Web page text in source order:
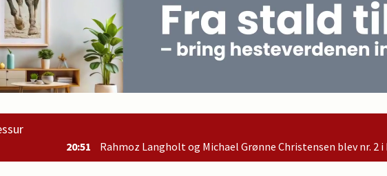
Rahmoz Langholt og Michael Grønne Christensen blev nr. 2 i B-finalen og er